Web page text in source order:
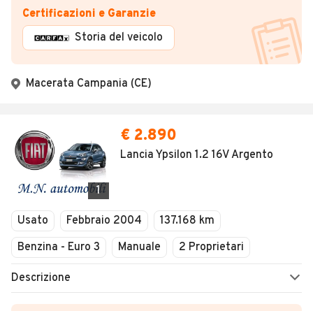
Certificazioni e Garanzie
Storia del veicolo
Macerata Campania (CE)
1
€ 2.890
Lancia Ypsilon 1.2 16V Argento
Usato Febbraio 2004
137.168 km
Benzina - Euro 3
Manuale 2 Proprietari
Descrizione